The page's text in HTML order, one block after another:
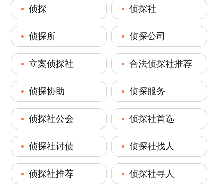
侦探 侦探社
侦探所 侦探公司
立案侦探社 合法侦探社推荐
侦探协助 侦探服务
侦探社公会 侦探社首选
侦探社讨债 侦探社找人
侦探社推荐 侦探社寻人